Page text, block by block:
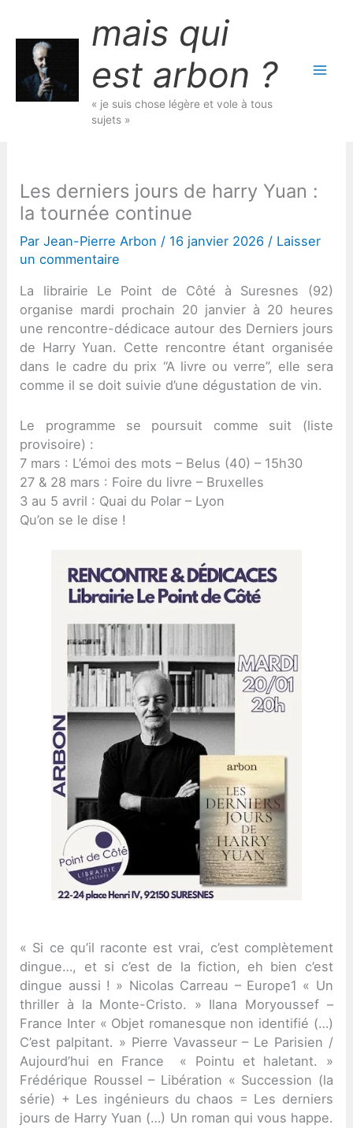
contenu
mais qui
est arbon ?
« je suis chose légère et vole à tous
sujets »
Les derniers jours de harry Yuan :
la tournée continue
ParJean-Pierre Arbon / 16 janvier 2026 / Laisser
un commentaire
La librairie Le Point de Côté à Suresnes (92)
organise mardi prochain 20 janvier à 20 heures
une rencontre-dédicace autour des Derniers jours
de Harry Yuan. Cette rencontre étant organisée
dans le cadre du prix “A livre ou verre”, elle sera
comme il se doit suivie d’une dégustation de vin.
Le programme se poursuit comme suit (liste
provisoire) :
7 mars : L’émoi des mots – Belus (40) – 15h30
27 & 28 mars : Foire du livre – Bruxelles
3 au 5 avril : Quai du Polar – Lyon
Qu’on se le dise !
« Si ce qu’il raconte est vrai, c’est complètement
dingue…, et si c’est de la fiction, eh bien c’est
dingue aussi ! » Nicolas Carreau – Europe1 « Un
thriller à la Monte-Cristo. » Ilana Moryoussef –
France Inter « Objet romanesque non identifié (…)
C’est palpitant. » Pierre Vavasseur – Le Parisien /
Aujourd’hui en France « Pointu et haletant. »
Frédérique Roussel – Libération « Succession (la
série) + Les ingénieurs du chaos = Les derniers
jours de Harry Yuan (…) Un roman qui vous happe.